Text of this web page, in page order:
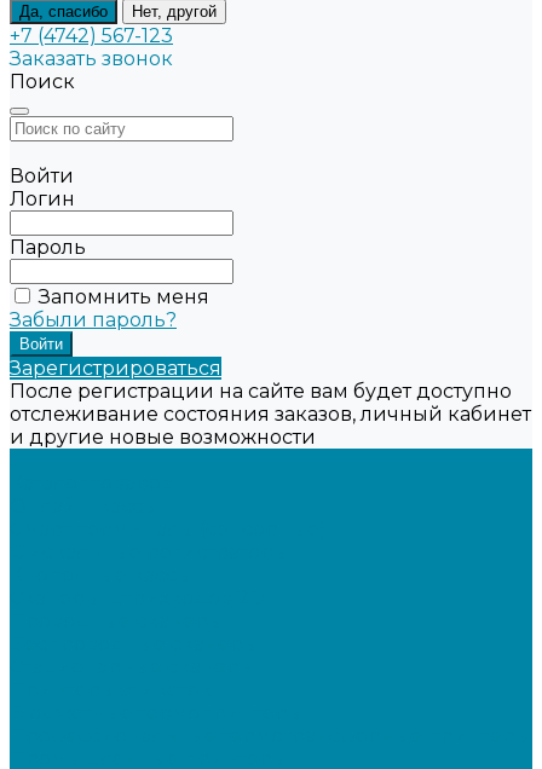
Да, спасибо Нет, другой
+7 (4742) 567-123
Заказать звонок
Поиск
Войти
Логин
Пароль
Запомнить меня
Забыли пароль?
Зарегистрироваться
После регистрации на сайте вам будет доступно
отслеживание состояния заказов, личный кабинет
и другие новые возможности